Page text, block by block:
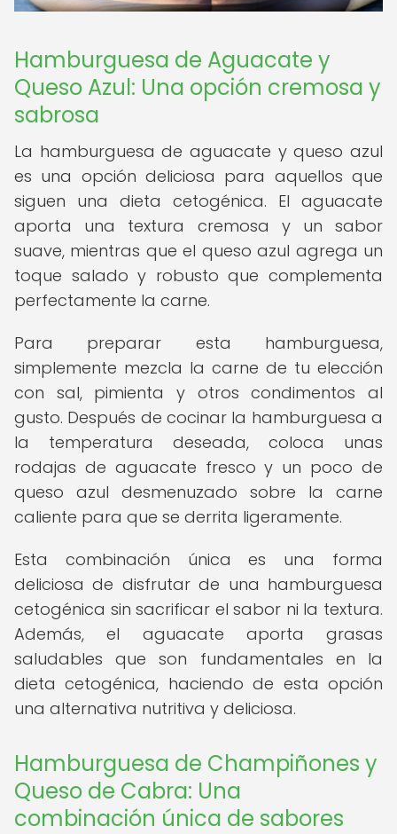
Hamburguesa de Aguacate y
Queso Azul: Una opción cremosa y
sabrosa
La hamburguesa de aguacate y queso azul
es una opción deliciosa para aquellos que
siguen una dieta cetogénica. El aguacate
aporta una textura cremosa y un sabor
suave, mientras que el queso azul agrega un
toque salado y robusto que complementa
perfectamente la carne.
Para preparar esta hamburguesa,
simplemente mezcla la carne de tu elección
con sal, pimienta y otros condimentos al
gusto. Después de cocinar la hamburguesa a
la temperatura deseada, coloca unas
rodajas de aguacate fresco y un poco de
queso azul desmenuzado sobre la carne
caliente para que se derrita ligeramente.
Esta combinación única es una forma
deliciosa de disfrutar de una hamburguesa
cetogénica sin sacrificar el sabor ni la textura.
Además, el aguacate aporta grasas
saludables que son fundamentales en la
dieta cetogénica, haciendo de esta opción
una alternativa nutritiva y deliciosa.
Hamburguesa de Champiñones y
Queso de Cabra: Una
combinación única de sabores